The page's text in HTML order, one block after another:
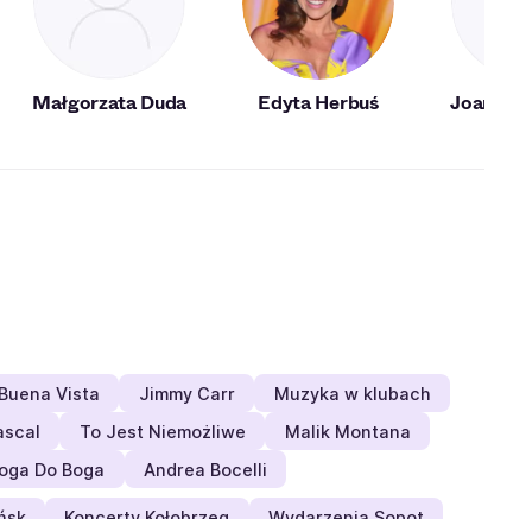
Małgorzata Duda Edyta Herbuś Joanna
Vista Jimmy Carr
Muzyka w klubach
To Jest Niemożliwe
Malik Montana
Do Boga
Andrea Bocelli